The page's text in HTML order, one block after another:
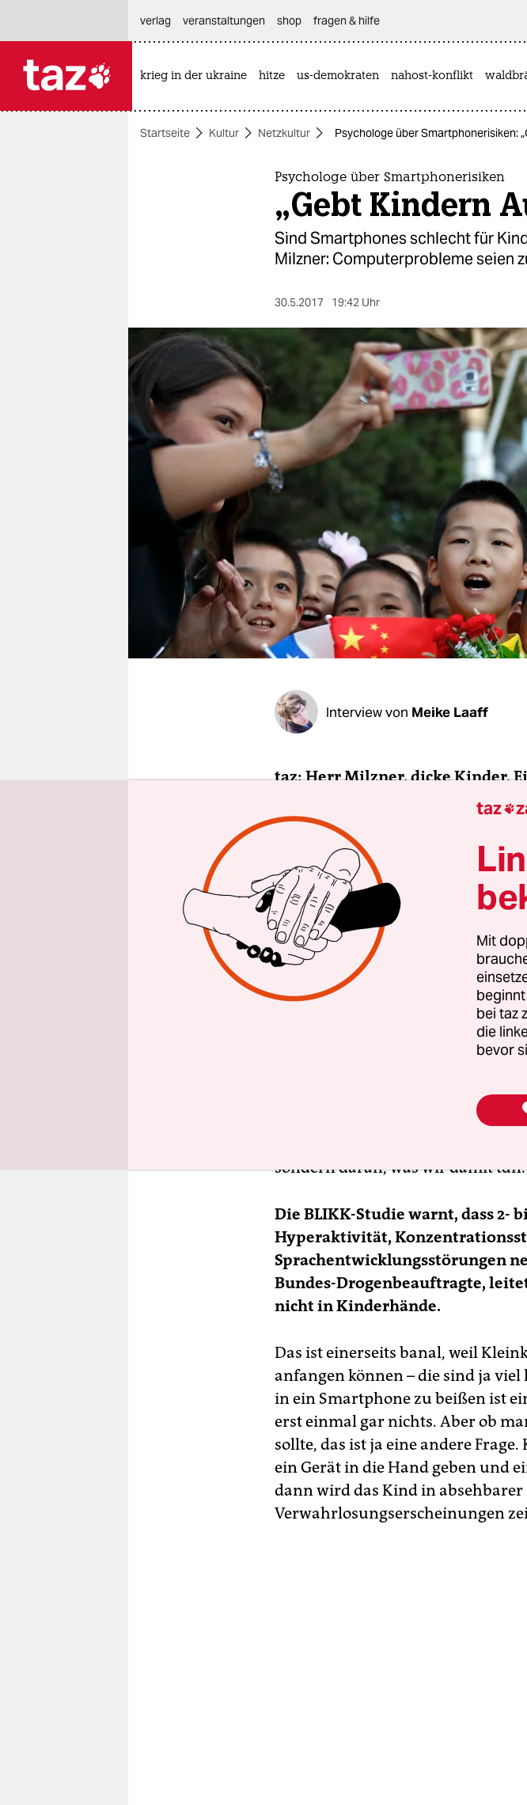
themen
berlin
nord
wahrheit
verlag
verlag
veranstaltungen
fragen & hilfe
unterstützen
abo
verlag
veranstaltungen shop fragen & hilfe
krieg in der ukraine hitze us-demokraten nahost-konflikt
Startseite Kultur Netzkultur Psychologe über Smartphonerisiken:
Psychologe über Smartphonerisiken
„Gebt Kindern
Sind Smartphones schlecht für
Milzner: Computerprobleme seien
30.5.2017 19:42 Uhr
Interview von Meike Laaff
taz: Herr Milzner, dicke Kinder,
Konzentrationsstörungen:
man Kindern und Jugendlichen
den Händen reißen.
Georg Milzner:
Das hängt vom
ab, wie die Beziehungen
den Fehler, den fast alle Studien
Smart­phones beschäftigen: Sie
Beziehungsgefüge die Geräte
werden. Und das macht die
Sammlung von Banalitäten.
ein klarer Blick darauf, wie
dazu, Aufmerksamkeit zu
Anteilnahme schwerer zu
sondern daran, was wir damit tun.
Die BLIKK-Studie warnt, dass 2-
Hyperaktivität,
Sprachentwicklungsstörungen
Bundes-Drogenbeauftragte,
nicht in Kinderhände.
Das ist einerseits banal, weil
anfangen können – die sind ja
in ein Smartphone zu beißen ist
erst einmal gar nichts. Aber ob
sollte, das ist ja eine andere
ein Gerät in die Hand geben und
dann wird das Kind in absehbarer
Verwahrlosungserscheinungen
taz 
Mit
bei taz
die
bevor